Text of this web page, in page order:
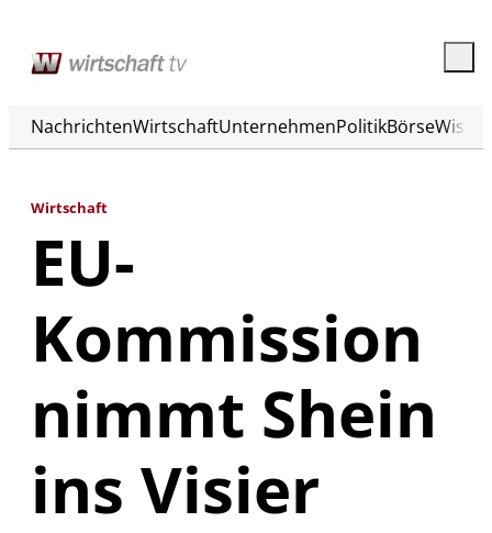
NachrichtenWirtschaftUnternehmenPolitikBörse
Wirtschaft
EU-
Kommission
nimmt Shein
ins Visier